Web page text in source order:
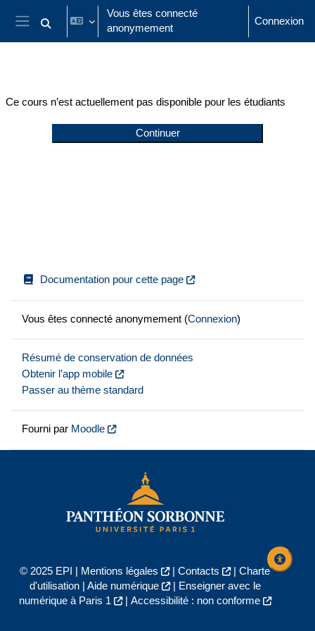
Passer au contenu principal
Panneau latéral
Activer/désactiver la saisie de recherche
Vous êtes connecté
anonymement
Connexion
Ce cours n’est actuellement pas disponible pour les étudiants
Continuer
Documentation pour cette page
Vous êtes connecté anonymement (Connexion)
Résumé de conservation de données
Obtenir l’app mobile
Passer au thème standard
Fourni par Moodle
© 2025 EPI | Mentions légales | Contacts | Charte
d'utilisation| Aide numérique |
Enseigner avec le
numérique à Paris 1
| Accessibilité : non conforme